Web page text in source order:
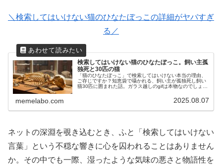
＼検索してはいけない猫のひなたぼっこの詳細がヤバすぎ
る／
検索してはいけない猫のひなたぼっこ。飼い主孤
独死と30匹の猫
「猫のひなたぼっこ」で検索してはいけない本当の理由、
ご存じですか？知恵袋で囁かれる、飼い主が孤独死し飼い
猫30匹に囲まれた話。ガラス越しのgifは本物なのでしょう
memelabo.com 2025.08.07
ネットの深淵を覗き込むとき、ふと「検索してはいけない
言葉」という不穏な響きに心を囚われることはありません
か。その中でも一際、湿ったような気味の悪さと物語性を